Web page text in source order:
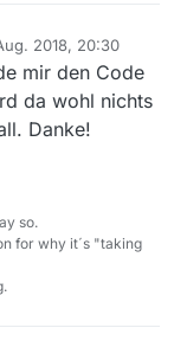
2018, 20:30
mir den Code
da wohl nichts
Danke!
so.
for why it´s "taking